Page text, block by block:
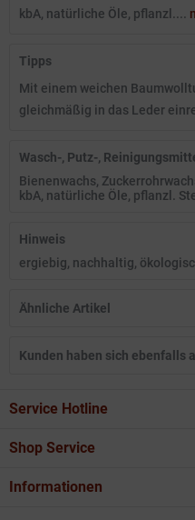
kbA, natürliche Öle, pflanzl....
Tipps
Mit einem weichen
gleichmäßig in das Leder
Wasch-, Putz-,
Bienenwachs,
kbA, natürliche Öle, pflanzl.
Hinweis
ergiebig, nachhaltig,
Ähnliche Artikel
Kunden haben sich ebenfalls
Service Hotline
Shop Service
Informationen